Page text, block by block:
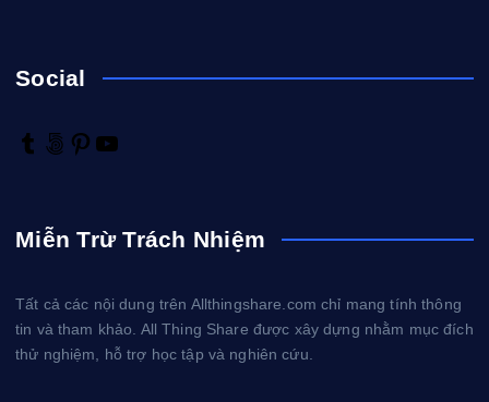
Social
T
l
5
x
P
e
Miễn Trừ Trách Nhiệm
Tất cả các nội dung trên Allthingshare.com chỉ mang tính thông
tin và tham khảo. All Thing Share được xây dựng nhằm mục đích
thử nghiệm, hỗ trợ học tập và nghiên cứu.